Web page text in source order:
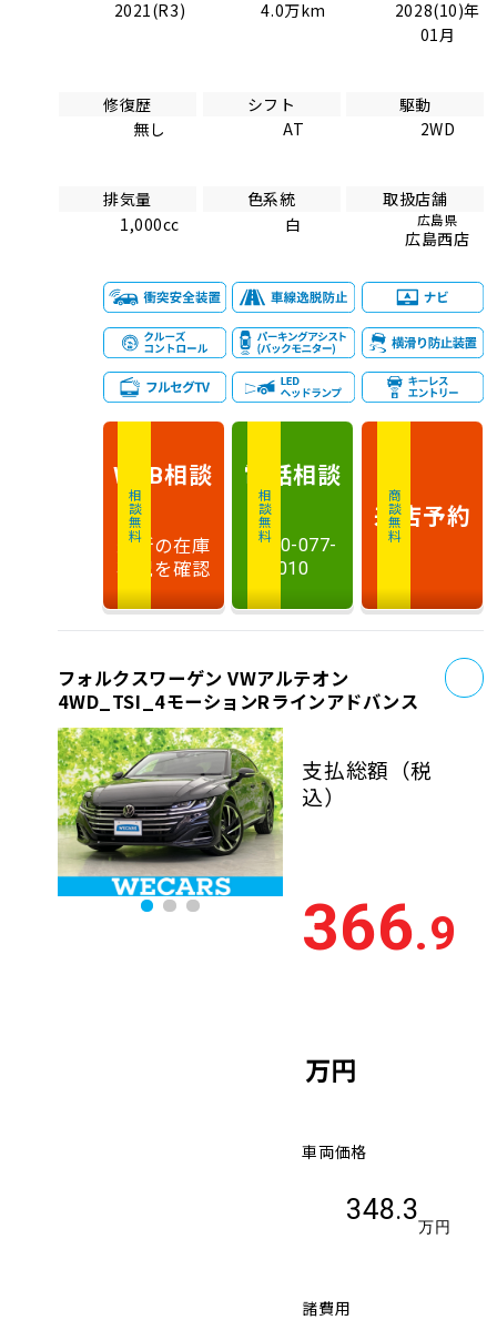
2021(R3) 4.0万km
2028(10)年
01月
修復歴
無し
シフト
AT
駆動
2WD
排気量
1,000cc
色系統
白
取扱店舗
広島県
広島西店
相談無料
WEB相談
最新の在庫
状況を確認
相談無料
電話相談
0120-077-
010
商談無料
来店予約
フォルクスワーゲン VWアルテオン
4WD_TSI_4モーションRラインアドバンス
支払総額 （税
込）
366.9
万円
車両価格
348.3
万円
諸費用